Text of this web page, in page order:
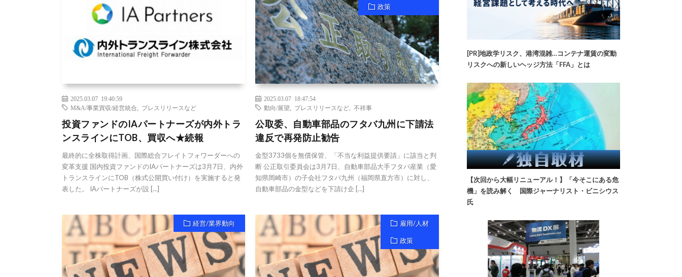
2025.03.07 19:40:59
M&A/事業買収/経営統合
プレスリリースなど
投資ファンドのIAパートナーズが内外トラ
ンスラインにTOB、買収へ★続報
最終的に全株取得計画、国際総合フレイトフォワーダーへの
変革支援 国内投資ファンドのIAパートナーズは3月7日、内外
トランスラインにTOB（株式公開買い付け）を実施すると発
表した。 IAパートナーズが設 […]
政策
2025.03.07 18:47:54
動向/展望
プレスリリースなど ,不祥事
公取委、自動車部品のフタバ九州に下請法
違反で再発防止勧告
金型3733個を無償保管、「不当な利益提供要請」に該当と判
断 公正取引委員会は3月7日、自動車部品大手フタバ産業（愛
知県岡崎市）の子会社フタバ九州（福岡県直方市）に対し、
自動車部品の金型などを下請け企 […]
経営/業界動向 雇用/人材
政策
[PR]地政学リスク、港湾混雑…コンテナ運賃の変動
リスクへの新しいヘッジ方法「FFA」とは
【次回から大幅リニューアル！】「今そこにある危
機」を読み解く 国際ジャーナリスト・ビニシウス
氏